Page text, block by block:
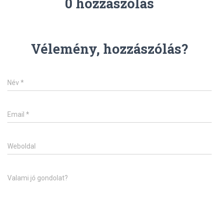
Vélemény, hozzászólás?
Név*
Email *
Weboldal
Valami jó gondolat?